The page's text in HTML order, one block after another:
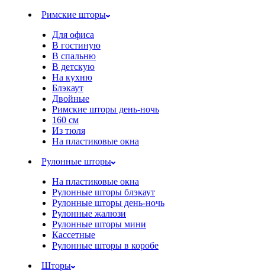
Римские шторы
Для офиса
В гостиную
В спальню
В детскую
На кухню
Блэкаут
Двойные
Римские шторы день-ночь
160 см
Из тюля
На пластиковые окна
Рулонные шторы
На пластиковые окна
Рулонные шторы блэкаут
Рулонные шторы день-ночь
Рулонные жалюзи
Рулонные шторы мини
Кассетные
Рулонные шторы в коробе
Шторы